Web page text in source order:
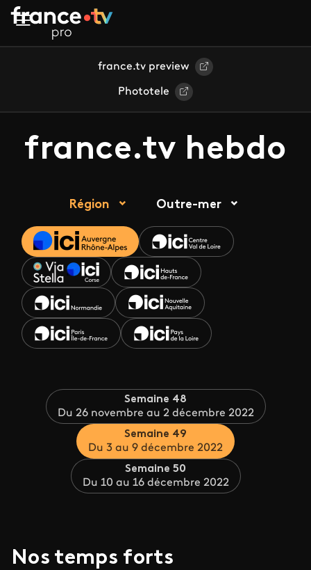
Aller au contenu principal
france.tv preview
Phototele
france.tv hebdo
Région Outre-mer
Semaine 48
Du 26 novembre au 2 décembre 2022
Semaine 49
Du 3 au 9 décembre 2022
Semaine 50
Du 10 au 16 décembre 2022
Nos temps forts